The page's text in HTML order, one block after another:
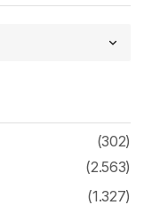
(302)
(2.563)
(1.327)